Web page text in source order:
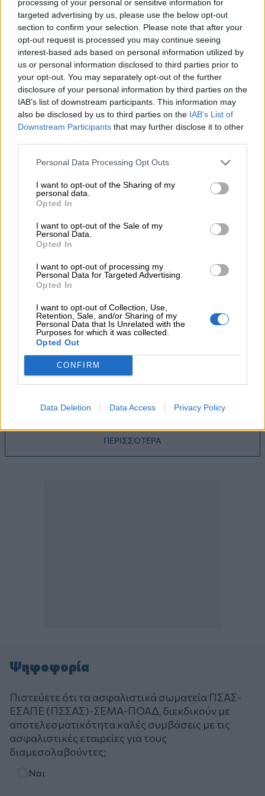
processing of your personal or sensitive information for
targeted advertising by us, please use the below opt-out
section to confirm your selection. Please note that after your
opt-out request is processed you may continue seeing
interest-based ads based on personal information utilized by
us or personal information disclosed to third parties prior to
your opt-out. You may separately opt-out of the further
disclosure of your personal information by third parties on the
IAB’s list of downstream participants. This information may
also be disclosed by us to third parties on the IAB’s List of
Downstream Participants that may further disclose it to other
Personal Data Processing Opt Outs
I want to opt-out of the Sharing of my
personal data.
Opted In
I want to opt-out of the Sale of my
Personal Data.
Opted In
I want to opt-out of processing my
Personal Data for Targeted Advertising.
Opted In
I want to opt-out of Collection, Use,
Retention, Sale, and/or Sharing of my
Personal Data that Is Unrelated with the
Purposes for which it was collected.
Opted Out
CONFIRM
Data Deletion Data Access Privacy Policy
06.08.2026 - 11:37
Μείωση ασφαλιστικών εισφορών ύψους 240 εκατ. ευρώ
ζητούν οι έμποροι από την Κυβέρνηση
06.08.2026 - 10:45
Ευρώπη: Μπορεί η κλιματική αλλαγή να οδηγήσει σε
ενεργειακή κρίση;
06.08.2026 - 09:15
Στέλιος Λιανός – INTERAMERICAN / Αθηναϊκή Γενική Κλινική
Η γαλλική «ψήφος» στο «καλώδιο» και τα συμφέροντα, οι
Βαρδινογιάννη- Εξάρχου και ο διπλασιασμός των κερδών της
05.08.2026
Randy Schekman, Νομπελίστας Ιατρικής: «Σε πέντε χρόνια
μπορεί να έχουμε θεραπεία που αναστέλλει την εξέλιξη του
Πάρκινσον»
05.08.2026
παρονομαστή το κοινό συμφέρον
05.08.2026
05.08.2026
ΠΕΡΙΣΣΟΤΕΡΑ
Ψηφοφορία
Πιστεύετε ότι τα ασφαλιστικά σωματεία ΠΣΑΣ-
ΕΣΑΠΕ (ΠΣΣΑΣ)-ΣΕΜΑ-ΠΟΑΔ, διεκδικούν με
αποτελεσματικότητα καλές συμβάσεις με τις
ασφαλιστικές εταιρείες για τους
διαμεσολαβούντες;
Ναι